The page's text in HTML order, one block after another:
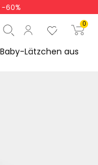
-60%
0
Lätzchen aus